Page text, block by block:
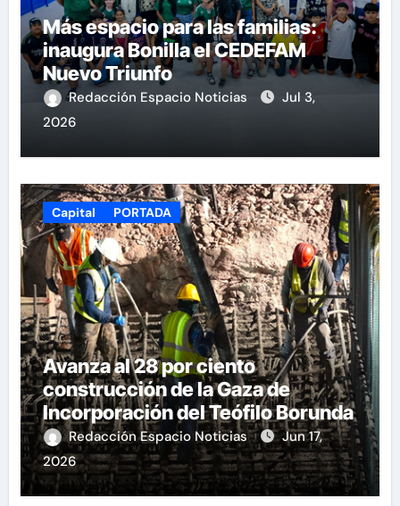
Más espacio para las familias:
inaugura Bonilla el CEDEFAM
Nuevo Triunfo
Redacción Espacio Noticias
Jul 3,
2026
Capital PORTADA
Avanza al 28 por ciento
construcción de la Gaza de
Incorporación del Teófilo Borunda
Redacción Espacio Noticias
Jun 17,
2026